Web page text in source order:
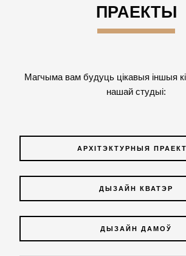
ПРАЕКТЫ
Магчыма вам будуць цікавыя іншыя
нашай студыі:
АРХІТЭКТУРНЫЯ
ДЫЗАЙН КВАТЭР
ДЫЗАЙН ДАМОЎ